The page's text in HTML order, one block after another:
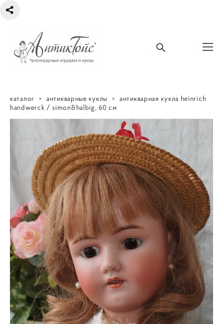
каталог > антикварные куклы > антикварная кукла heinrich
handwerck / simon&halbig, 60 см